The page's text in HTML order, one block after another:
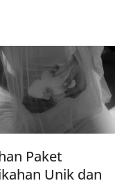
Paket
Unik dan